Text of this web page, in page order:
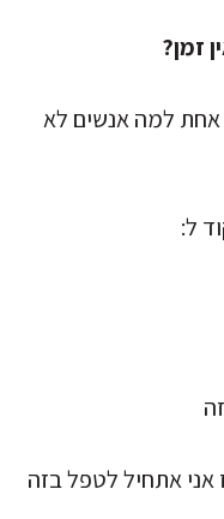
זמן?
אחת למה אנשים לא
ל:
אני אתחיל לטפל בזה